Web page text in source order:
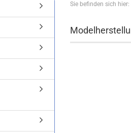
Sie befinden sich